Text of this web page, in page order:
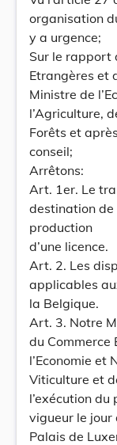
organisation
y a urgence;
Sur le rapport
Etrangères et
Ministre de
l’Agriculture,
Forêts et
conseil;
Arrêtons:
Art. 1er. Le
destination de
production
d’une licence.
Art. 2. Les
applicables
la Belgique.
Art. 3. Notre
du Commerce
l’Economie et
Viticulture et
l’exécution
vigueur le jour
Palais de